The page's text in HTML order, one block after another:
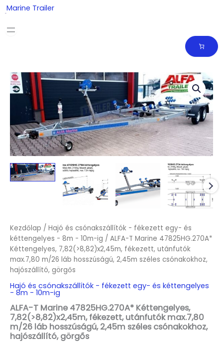
Skip
to
content
Marine Trailer
Kezdőlap / Hajó és csónakszállítók - fékezett egy- és
kéttengelyes - 8m - 10m-ig / ALFA-T Marine 47825HG.270A*
Kéttengelyes, 7,82(>8,82)x2,45m, fékezett, utánfutók
max.7,80 m/26 láb hosszúságú, 2,45m széles csónakokhoz,
hajószállító, görgős
Hajó és csónakszállítók - fékezett egy- és kéttengelyes
- 8m - 10m-ig
ALFA-T Marine 47825HG.270A* Kéttengelyes,
7,82(>8,82)x2,45m, fékezett, utánfutók max.7,80
m/26 láb hosszúságú, 2,45m széles csónakokhoz,
hajószállító, görgős